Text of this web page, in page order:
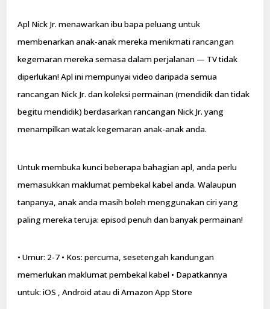
Apl Nick Jr. menawarkan ibu bapa peluang untuk
membenarkan anak-anak mereka menikmati rancangan
kegemaran mereka semasa dalam perjalanan — TV tidak
diperlukan! Apl ini mempunyai video daripada semua
rancangan Nick Jr. dan koleksi permainan (mendidik dan tidak
begitu mendidik) berdasarkan rancangan Nick Jr. yang
menampilkan watak kegemaran anak-anak anda.
Untuk membuka kunci beberapa bahagian apl, anda perlu
memasukkan maklumat pembekal kabel anda. Walaupun
tanpanya, anak anda masih boleh menggunakan ciri yang
paling mereka teruja: episod penuh dan banyak permainan!
• Umur: 2-7 • Kos: percuma, sesetengah kandungan
memerlukan maklumat pembekal kabel • Dapatkannya
untuk: iOS , Android atau di Amazon App Store